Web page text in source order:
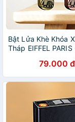
Bật Lửa Khè Khóa
Tháp EIFFEL
79.000 đ